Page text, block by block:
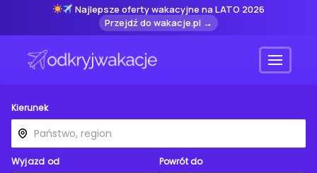
Najlepsze oferty wakacyjne na LATO 2026
Przejdź do wakacje.pl →
Menu
Kierunek
Wyjazd od Powrót do